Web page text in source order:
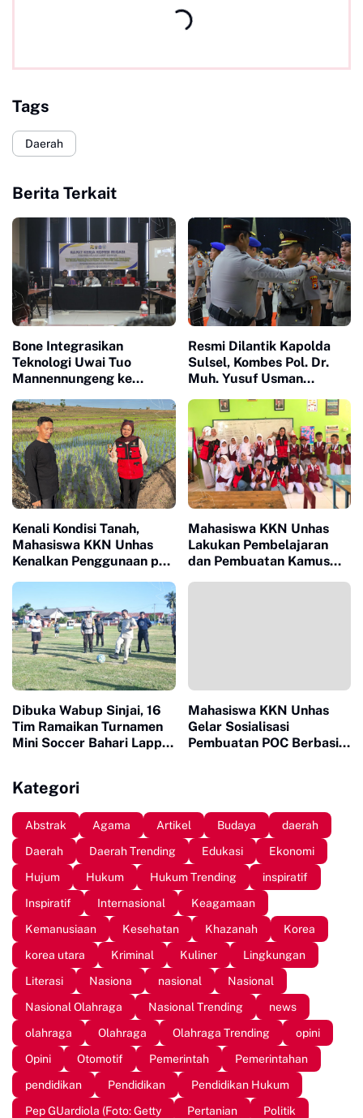
Tags
Daerah
Berita Terkait
Bone Integrasikan
Teknologi Uwai Tuo
Mannennungeng ke
Dukung Modernisasi
Irigasi
Resmi Dilantik Kapolda
Sulsel, Kombes Pol. Dr.
Muh. Yusuf Usman
Kenali Kondisi Tanah,
Mahasiswa KKN Unhas
Kenalkan Penggunaan pH
Mahasiswa KKN Unhas
Lakukan Pembelajaran
dan Pembuatan Kamus
Dibuka Wabup Sinjai, 16
Tim Ramaikan Turnamen
Mini Soccer Bahari Lappa
Mahasiswa KKN Unhas
Gelar Sosialisasi
Pembuatan POC Berbasis
Kategori
Abstrak Agama Artikel Budaya
daerah
Daerah
Daerah Trending Edukasi
Ekonomi
Hujum
Hukum Hukum Trending
inspiratif
Inspiratif
Internasional
Keagamaan
Kemanusiaan
Kesehatan Khazanah
Korea
korea utara
Kriminal Kuliner
Lingkungan
Literasi
Nasiona nasional
Nasional
Nasional Olahraga
Nasional Trending
news
olahraga
Olahraga Olahraga Trending
opini
Opini
Otomotif Pemerintah
Pemerintahan
pendidikan
Pendidikan
Pendidikan Hukum
Pep GUardiola (Foto: Getty
Pertanian
Politik